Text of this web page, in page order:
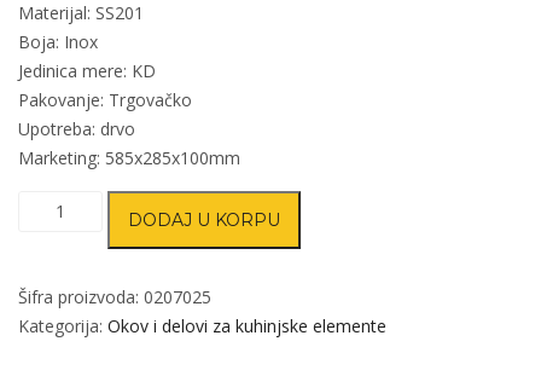
Materijal: SS201
Boja: Inox
Jedinica mere: KD
Pakovanje: Trgovačko
Upotreba: drvo
Marketing: 585x285x100mm
Držač
količina
DODAJ U KORPU
Šifra proizvoda: 0207025
Kategorija: Okov i delovi za kuhinjske elemente